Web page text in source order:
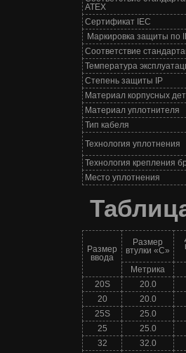
АТЕХ
Сертификат IEC
Маркировка защиты по
Соответствие
Температура
Степень защиты IP
Материал корпусных
Материал уплотнителя
Тип кабеля
Технология уплотнения
Технология крепления
Место уплотнения
Размер
ввода
Размер
втулки «С»
Метрика
20S
20.0
20
20.0
25S
25.0
25
25.0
32
32.0